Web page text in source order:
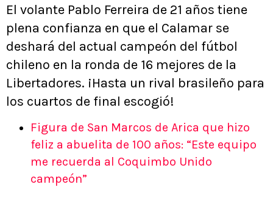
El volante Pablo Ferreira de 21 años tiene
plena confianza en que el Calamar se
deshará del actual campeón del fútbol
chileno en la ronda de 16 mejores de la
Libertadores. ¡Hasta un rival brasileño para
los cuartos de final escogió!
Figura de San Marcos de Arica que hizo
feliz a abuelita de 100 años: “Este equipo
me recuerda al Coquimbo Unido
campeón”